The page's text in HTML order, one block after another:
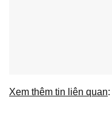
Xem thêm tin liên quan: